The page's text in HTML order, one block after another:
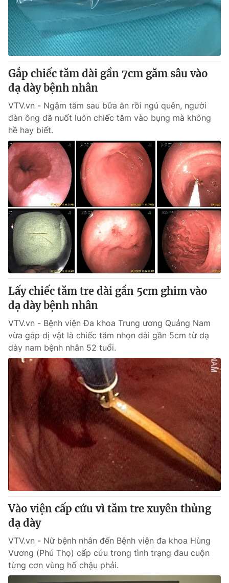
Gắp chiếc tăm dài gần 7cm găm sâu vào
dạ dày bệnh nhân
VTV.vn - Ngậm tăm sau bữa ăn rồi ngủ quên, người
đàn ông đã nuốt luôn chiếc tăm vào bụng mà không
hề hay biết.
Lấy chiếc tăm tre dài gần 5cm ghim vào
dạ dày bệnh nhân
VTV.vn - Bệnh viện Đa khoa Trung ương Quảng Nam
vừa gắp dị vật là chiếc tăm nhọn dài gần 5cm từ dạ
dày nam bệnh nhân 52 tuổi.
Vào viện cấp cứu vì tăm tre xuyên thủng
dạ dày
VTV.vn - Nữ bệnh nhân đến Bệnh viện đa khoa Hùng
Vương (Phú Thọ) cấp cứu trong tình trạng đau cuộn
từng cơn vùng hố chậu phải.